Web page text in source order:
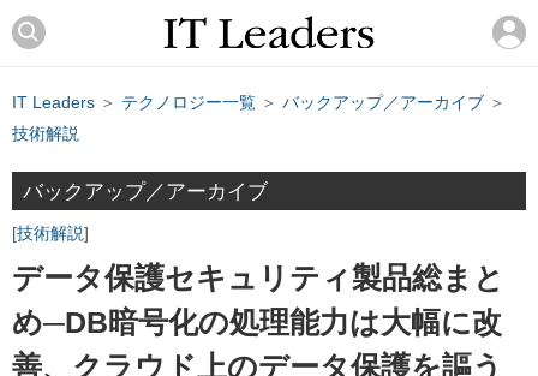
IT Leaders ＞ テクノロジー一覧 ＞ バックアップ／アーカイブ ＞
技術解説
バックアップ／アーカイブ
技術解説
データ保護セキュリティ製品総まと
め─DB暗号化の処理能力は大幅に改
善、クラウド上のデータ保護を謳う